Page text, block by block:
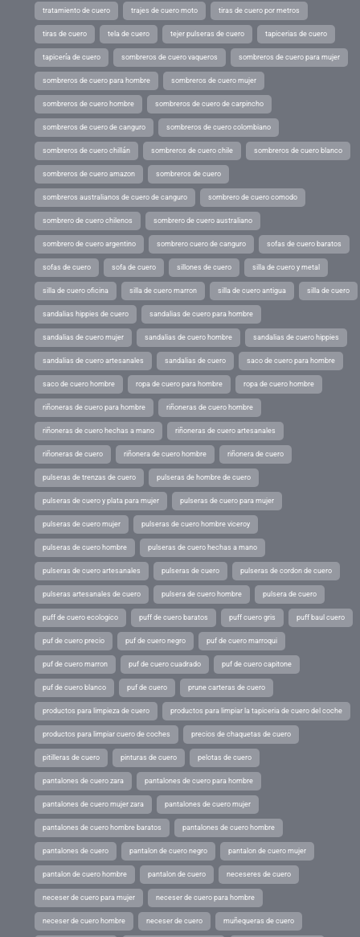
tratamiento de cuero trajes de cuero moto tiras de cuero por metros
tiras de cuero tela de cuero tejer pulseras de cuero tapicerias de cuero
tapicería de cuero sombreros de cuero vaqueros sombreros de cuero para mujer
sombreros de cuero para hombre sombreros de cuero mujer
sombreros de cuero hombre sombreros de cuero de carpincho
sombreros de cuero de canguro sombreros de cuero colombiano
sombreros de cuero chillán sombreros de cuero chile sombreros de cuero blanco
sombreros de cuero amazon sombreros de cuero
sombreros australianos de cuero de canguro sombrero de cuero comodo
sombrero de cuero chilenos sombrero de cuero australiano
sombrero de cuero argentino sombrero cuero de canguro sofas de cuero baratos
sofas de cuero sofa de cuero sillones de cuero silla de cuero y metal
silla de cuero oficina silla de cuero marron silla de cuero antigua silla de cuero
sandalias hippies de cuero sandalias de cuero para hombre
sandalias de cuero mujer sandalias de cuero hombre sandalias de cuero hippies
sandalias de cuero artesanales sandalias de cuero saco de cuero para hombre
saco de cuero hombre ropa de cuero para hombre ropa de cuero hombre
riñoneras de cuero para hombre riñoneras de cuero hombre
riñoneras de cuero hechas a mano riñoneras de cuero artesanales
riñoneras de cuero riñonera de cuero hombre riñonera de cuero
pulseras de trenzas de cuero pulseras de hombre de cuero
pulseras de cuero y plata para mujer pulseras de cuero para mujer
pulseras de cuero mujer pulseras de cuero hombre viceroy
pulseras de cuero hombre pulseras de cuero hechas a mano
pulseras de cuero artesanales pulseras de cuero pulseras de cordon de cuero
pulseras artesanales de cuero pulsera de cuero hombre pulsera de cuero
puff de cuero ecologico puff de cuero baratos puff cuero gris puff baul cuero
puf de cuero precio puf de cuero negro puf de cuero marroqui
puf de cuero marron puf de cuero cuadrado puf de cuero capitone
puf de cuero blanco puf de cuero prune carteras de cuero
productos para limpieza de cuero productos para limpiar la tapiceria de cuero del coche
productos para limpiar cuero de coches precios de chaquetas de cuero
pitilleras de cuero pinturas de cuero pelotas de cuero
pantalones de cuero zara pantalones de cuero para hombre
pantalones de cuero mujer zara pantalones de cuero mujer
pantalones de cuero hombre baratos pantalones de cuero hombre
pantalones de cuero pantalon de cuero negro pantalon de cuero mujer
pantalon de cuero hombre pantalon de cuero neceseres de cuero
neceser de cuero para mujer neceser de cuero para hombre
neceser de cuero hombre neceser de cuero muñequeras de cuero